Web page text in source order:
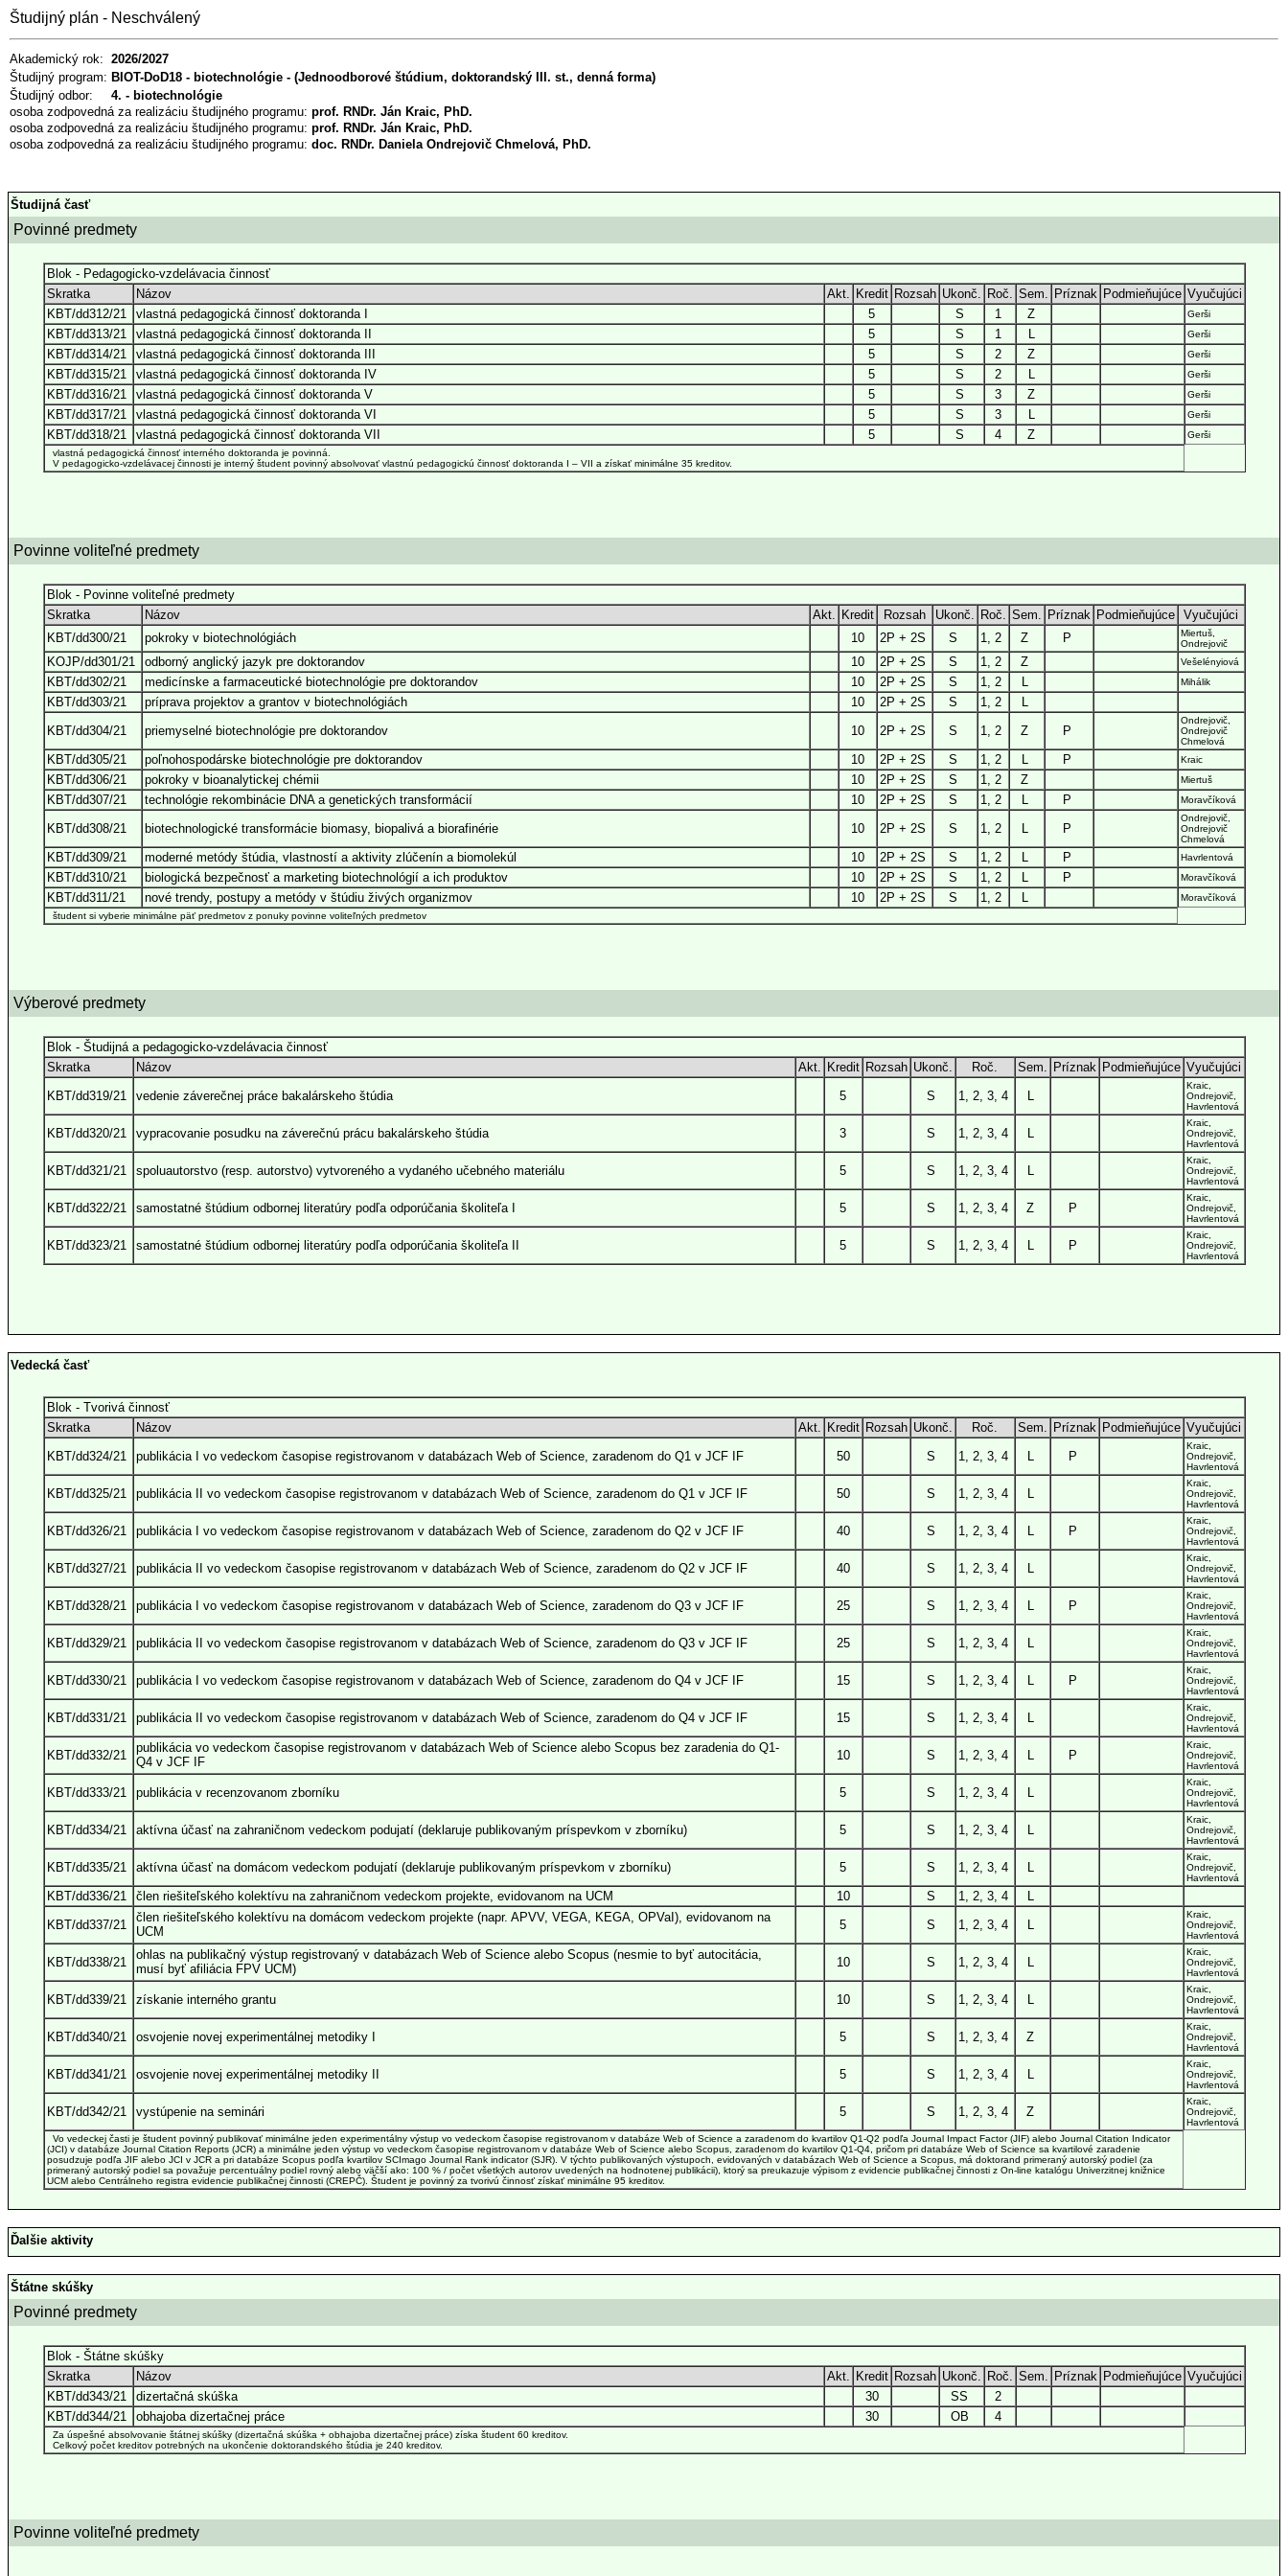
Študijný plán - Neschválený
Akademický rok: 2026/2027
Študijný program: BIOT-DoD18 - biotechnológie - (Jednoodborové štúdium, doktorandský III. st., denná forma)
Študijný odbor:
4. - biotechnológie
osoba zodpovedná za realizáciu študijného programu: prof. RNDr. Ján Kraic, PhD.
osoba zodpovedná za realizáciu študijného programu: prof. RNDr. Ján Kraic, PhD.
osoba zodpovedná za realizáciu študijného programu: doc. RNDr. Daniela Ondrejovič Chmelová, PhD.
Študijná časť
Povinné predmety
Blok - Pedagogicko-vzdelávacia činnosť
Skratka
Názov Akt. Kredit Rozsah Ukonč. Roč. Sem. Príznak Podmieňujúce Vyučujúci
KBT/dd312/21
vlastná pedagogická činnosť doktoranda I 5 S 1 Z Gerši
KBT/dd313/21 vlastná pedagogická činnosť doktoranda II 5 S 1 L Gerši
KBT/dd314/21 vlastná pedagogická činnosť doktoranda III 5 S 2 Z Gerši
KBT/dd315/21 vlastná pedagogická činnosť doktoranda IV 5 S 2 L Gerši
KBT/dd316/21 vlastná pedagogická činnosť doktoranda V 5 S 3 Z Gerši
KBT/dd317/21 vlastná pedagogická činnosť doktoranda VI 5 S 3 L Gerši
KBT/dd318/21 vlastná pedagogická činnosť doktoranda VII 5 S 4 Z
Gerši
vlastná pedagogická činnosť interného doktoranda je povinná.
V pedagogicko-vzdelávacej činnosti je interný študent povinný absolvovať vlastnú pedagogickú činnosť doktoranda I – VII a získať minimálne 35 kreditov.
Povinne voliteľné predmety
Blok - Povinne voliteľné predmety
Skratka
Názov Akt. Kredit Rozsah Ukonč. Roč. Sem. Príznak Podmieňujúce
Vyučujúci
KBT/dd300/21
pokroky v biotechnológiách 10 2P + 2S S 1, 2 Z P
Miertuš,
Ondrejovič
KOJP/dd301/21 odborný anglický jazyk pre doktorandov 10 2P + 2S S 1, 2 Z Vešelényiová
KBT/dd302/21 medicínske a farmaceutické biotechnológie pre doktorandov 10 2P + 2S S 1, 2 L Mihálik
KBT/dd303/21 príprava projektov a grantov v biotechnológiách 10 2P + 2S S 1, 2
L
KBT/dd304/21
priemyselné biotechnológie pre doktorandov 10 2P + 2S S 1, 2 Z P
Ondrejovič,
Ondrejovič
Chmelová
KBT/dd305/21 poľnohospodárske biotechnológie pre doktorandov 10 2P + 2S S 1, 2 L P Kraic
KBT/dd306/21 pokroky v bioanalytickej chémii 10 2P + 2S S 1, 2 Z Miertuš
KBT/dd307/21 technológie rekombinácie DNA a genetických transformácií 10 2P + 2S S 1, 2 L P Moravčíková
KBT/dd308/21 biotechnologické transformácie biomasy, biopalivá a biorafinérie 10 2P + 2S S 1, 2 L P
Ondrejovič,
Ondrejovič
Chmelová
KBT/dd309/21 moderné metódy štúdia, vlastností a aktivity zlúčenín a biomolekúl 10 2P + 2S S 1, 2 L P Havrlentová
KBT/dd310/21 biologická bezpečnosť a marketing biotechnológií a ich produktov 10 2P + 2S S 1, 2 L P Moravčíková
KBT/dd311/21 nové trendy, postupy a metódy v štúdiu živých organizmov 10 2P + 2S S 1, 2 L
Moravčíková
študent si vyberie minimálne päť predmetov z ponuky povinne voliteľných predmetov
Výberové predmety
Blok - Študijná a pedagogicko-vzdelávacia činnosť
Skratka
Názov Akt. Kredit Rozsah Ukonč. Roč. Sem. Príznak Podmieňujúce Vyučujúci
KBT/dd319/21
vedenie záverečnej práce bakalárskeho štúdia 5 S 1, 2, 3, 4 L
Kraic,
Ondrejovič,
Havrlentová
KBT/dd320/21 vypracovanie posudku na záverečnú prácu bakalárskeho štúdia 3 S 1, 2, 3, 4 L
Kraic,
Ondrejovič,
Havrlentová
KBT/dd321/21 spoluautorstvo (resp. autorstvo) vytvoreného a vydaného učebného materiálu 5 S 1, 2, 3, 4 L
Kraic,
Ondrejovič,
Havrlentová
KBT/dd322/21 samostatné štúdium odbornej literatúry podľa odporúčania školiteľa I 5 S 1, 2, 3, 4 Z P
Kraic,
Ondrejovič,
Havrlentová
KBT/dd323/21 samostatné štúdium odbornej literatúry podľa odporúčania školiteľa II 5 S 1, 2, 3, 4 L P
Kraic,
Ondrejovič,
Havrlentová
Vedecká časť
Blok - Tvorivá činnosť
Skratka
Názov Akt. Kredit Rozsah Ukonč. Roč. Sem. Príznak Podmieňujúce Vyučujúci
KBT/dd324/21
publikácia I vo vedeckom časopise registrovanom v databázach Web of Science, zaradenom do Q1 v JCF IF 50 S 1, 2, 3, 4 L P
Kraic,
Ondrejovič,
Havrlentová
KBT/dd325/21 publikácia II vo vedeckom časopise registrovanom v databázach Web of Science, zaradenom do Q1 v JCF IF 50 S 1, 2, 3, 4 L
Kraic,
Ondrejovič,
Havrlentová
KBT/dd326/21 publikácia I vo vedeckom časopise registrovanom v databázach Web of Science, zaradenom do Q2 v JCF IF 40 S 1, 2, 3, 4 L P
Kraic,
Ondrejovič,
Havrlentová
KBT/dd327/21 publikácia II vo vedeckom časopise registrovanom v databázach Web of Science, zaradenom do Q2 v JCF IF 40 S 1, 2, 3, 4 L
Kraic,
Ondrejovič,
Havrlentová
KBT/dd328/21 publikácia I vo vedeckom časopise registrovanom v databázach Web of Science, zaradenom do Q3 v JCF IF 25 S 1, 2, 3, 4 L P
Kraic,
Ondrejovič,
Havrlentová
KBT/dd329/21 publikácia II vo vedeckom časopise registrovanom v databázach Web of Science, zaradenom do Q3 v JCF IF 25 S 1, 2, 3, 4 L
Kraic,
Ondrejovič,
Havrlentová
KBT/dd330/21 publikácia I vo vedeckom časopise registrovanom v databázach Web of Science, zaradenom do Q4 v JCF IF 15 S 1, 2, 3, 4 L P
Kraic,
Ondrejovič,
Havrlentová
KBT/dd331/21 publikácia II vo vedeckom časopise registrovanom v databázach Web of Science, zaradenom do Q4 v JCF IF 15 S 1, 2, 3, 4 L
Kraic,
Ondrejovič,
Havrlentová
KBT/dd332/21
publikácia vo vedeckom časopise registrovanom v databázach Web of Science alebo Scopus bez zaradenia do Q1-
Q4 v JCF IF
10 S 1, 2, 3, 4 L P
Kraic,
Ondrejovič,
Havrlentová
KBT/dd333/21 publikácia v recenzovanom zborníku 5 S 1, 2, 3, 4 L
Kraic,
Ondrejovič,
Havrlentová
KBT/dd334/21 aktívna účasť na zahraničnom vedeckom podujatí (deklaruje publikovaným príspevkom v zborníku) 5 S 1, 2, 3, 4 L
Kraic,
Ondrejovič,
Havrlentová
KBT/dd335/21 aktívna účasť na domácom vedeckom podujatí (deklaruje publikovaným príspevkom v zborníku) 5 S 1, 2, 3, 4 L
Kraic,
Ondrejovič,
Havrlentová
KBT/dd336/21 člen riešiteľského kolektívu na zahraničnom vedeckom projekte, evidovanom na UCM 10 S 1, 2, 3, 4
L
KBT/dd337/21
člen riešiteľského kolektívu na domácom vedeckom projekte (napr. APVV, VEGA, KEGA, OPVaI), evidovanom na
UCM
5 S 1, 2, 3, 4 L
Kraic,
Ondrejovič,
Havrlentová
KBT/dd338/21
ohlas na publikačný výstup registrovaný v databázach Web of Science alebo Scopus (nesmie to byť autocitácia,
musí byť afiliácia FPV UCM)
10 S 1, 2, 3, 4 L
Kraic,
Ondrejovič,
Havrlentová
KBT/dd339/21 získanie interného grantu 10 S 1, 2, 3, 4 L
Kraic,
Ondrejovič,
Havrlentová
KBT/dd340/21 osvojenie novej experimentálnej metodiky I 5 S 1, 2, 3, 4 Z
Kraic,
Ondrejovič,
Havrlentová
KBT/dd341/21 osvojenie novej experimentálnej metodiky II 5 S 1, 2, 3, 4 L
Kraic,
Ondrejovič,
Havrlentová
KBT/dd342/21 vystúpenie na seminári 5 S 1, 2, 3, 4 Z
Kraic,
Ondrejovič,
Havrlentová
Vo vedeckej časti je študent povinný publikovať minimálne jeden experimentálny výstup vo vedeckom časopise registrovanom v databáze Web of Science a zaradenom do kvartilov Q1-Q2 podľa Journal Impact Factor (JIF) alebo Journal Citation Indicator
(JCI) v databáze Journal Citation Reports (JCR) a minimálne jeden výstup vo vedeckom časopise registrovanom v databáze Web of Science alebo Scopus, zaradenom do kvartilov Q1-Q4, pričom pri databáze Web of Science sa kvartilové zaradenie
posudzuje podľa JIF alebo JCI v JCR a pri databáze Scopus podľa kvartilov SCImago Journal Rank indicator (SJR). V týchto publikovaných výstupoch, evidovaných v databázach Web of Science a Scopus, má doktorand primeraný autorský podiel (za
primeraný autorský podiel sa považuje percentuálny podiel rovný alebo väčší ako: 100 % / počet všetkých autorov uvedených na hodnotenej publikácii), ktorý sa preukazuje výpisom z evidencie publikačnej činnosti z On-line katalógu Univerzitnej knižnice
UCM alebo Centrálneho registra evidencie publikačnej činnosti (CREPČ). Študent je povinný za tvorivú činnosť získať minimálne 95 kreditov.
Ďalšie aktivity
Štátne skúšky
Povinné predmety
Blok - Štátne skúšky
Skratka
Názov Akt. Kredit Rozsah Ukonč. Roč. Sem. Príznak Podmieňujúce Vyučujúci
KBT/dd343/21
dizertačná skúška 30 SS
2
KBT/dd344/21
obhajoba dizertačnej práce 30 OB 4
Za úspešné absolvovanie štátnej skúšky (dizertačná skúška + obhajoba dizertačnej práce) získa študent 60 kreditov.
Celkový počet kreditov potrebných na ukončenie doktorandského štúdia je 240 kreditov.
Povinne voliteľné predmety